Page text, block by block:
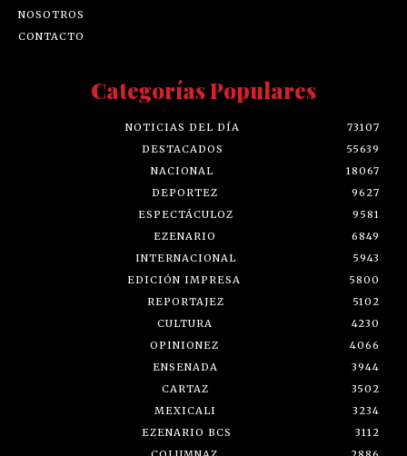
NOSOTROS
CONTACTO
Categorías Populares
NOTICIAS DEL DÍA
73107
DESTACADOS
55639
NACIONAL
18067
DEPORTEZ
9627
ESPECTÁCULOZ
9581
EZENARIO
6849
INTERNACIONAL
5943
EDICIÓN IMPRESA
5800
REPORTAJEZ
5102
CULTURA
4230
OPINIONEZ
4066
ENSENADA
3944
CARTAZ
3502
MEXICALI
3234
EZENARIO BCS
3112